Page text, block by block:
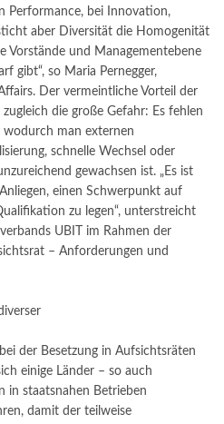
Performance, bei Innovation,
aber Diversität die Homogenität
Vorstände und Managementebene
gibt“, so Maria Pernegger,
Der vermeintliche Vorteil der
die große Gefahr: Es fehlen
wodurch man externen
schnelle Wechsel oder
gewachsen ist. „Es ist
einen Schwerpunkt auf
zu legen“, unterstreicht
UBIT im Rahmen der
– Anforderungen und
der Besetzung in Aufsichtsräten
einige Länder – so auch
in staatsnahen Betrieben
damit der teilweise